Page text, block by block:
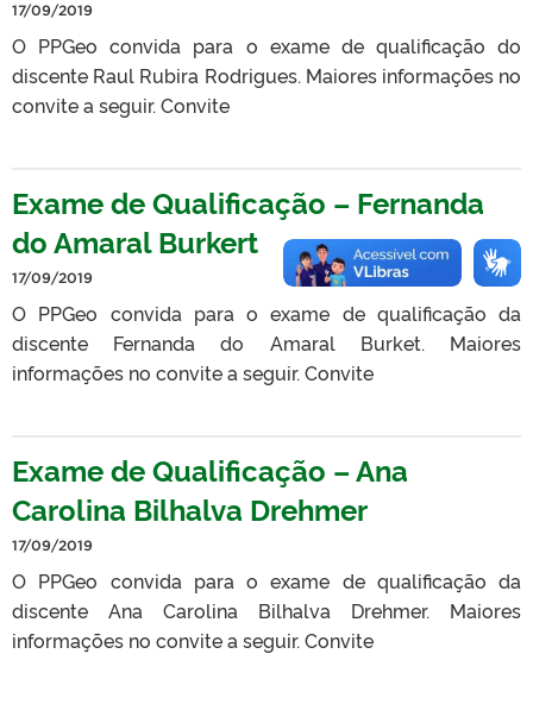
17/09/2019
O PPGeo convida para o exame de qualificação do
discente Raul Rubira Rodrigues. Maiores informações no
convite a seguir. Convite
Exame de Qualificação – Fernanda
do Amaral Burkert
17/09/2019
O PPGeo convida para o exame de qualificação da
discente Fernanda do Amaral Burket. Maiores
informações no convite a seguir. Convite
Exame de Qualificação – Ana
Carolina Bilhalva Drehmer
17/09/2019
O PPGeo convida para o exame de qualificação da
discente Ana Carolina Bilhalva Drehmer. Maiores
informações no convite a seguir. Convite